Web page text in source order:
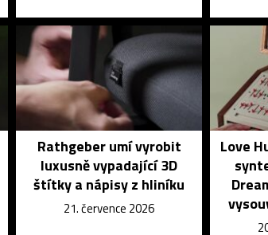
Rathgeber umí vyrobit
luxusně vypadající 3D
štítky a nápisy z hliníku
21. července 2026
Love